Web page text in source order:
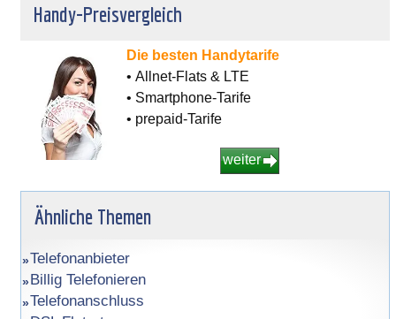
Handy-Preisvergleich
Die besten Handytarife
• Allnet-Flats & LTE
• Smartphone-Tarife
• prepaid-Tarife
weiter
Ähnliche Themen
Telefonanbieter
Billig Telefonieren
Telefonanschluss